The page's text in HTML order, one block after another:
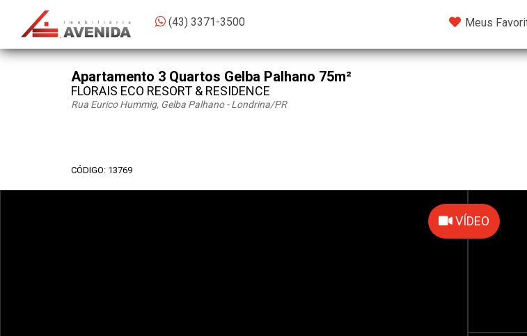
(43) 3371-3500 Meus
Apartamento 3 Quartos Gelba Palhano 75m²
FLORAIS ECO RESORT & RESIDENCE
Rua Eurico Hummig, Gelba Palhano - Londrina/PR
CÓDIGO: 13769
VÍDEO